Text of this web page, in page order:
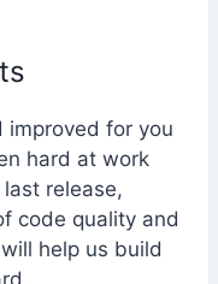
improved for you
hard at work
release,
code quality and
help us build